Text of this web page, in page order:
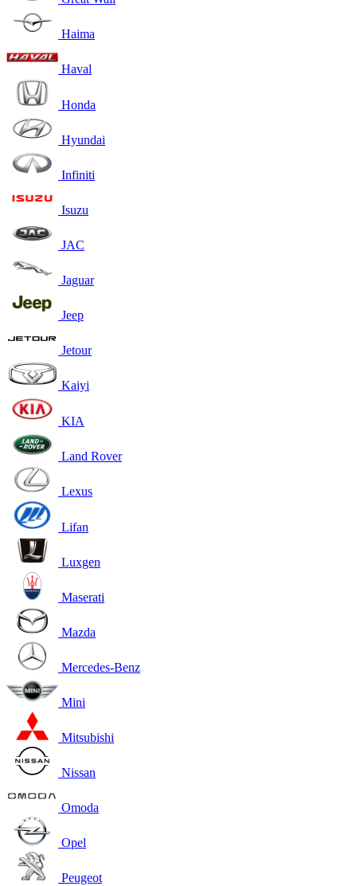
Haima
Haval
Honda
Hyundai
Infiniti
Isuzu
JAC
Jaguar
Jeep
Jetour
Kaiyi
KIA
Land Rover
Lexus
Lifan
Luxgen
Maserati
Mazda
Mercedes-Benz
Mini
Mitsubishi
Nissan
Omoda
Opel
Peugeot